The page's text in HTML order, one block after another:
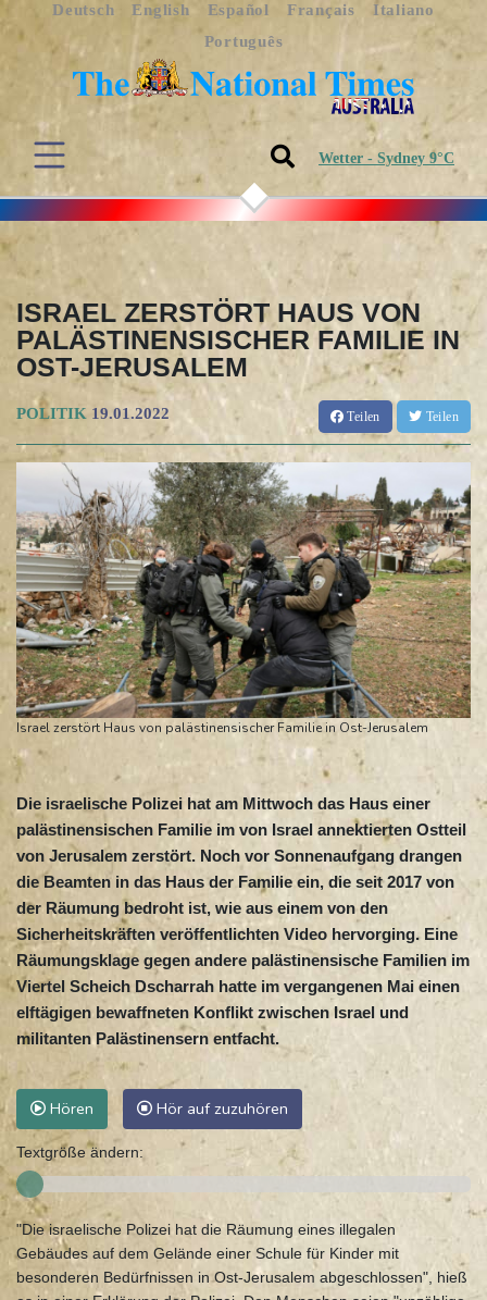
Deutsch English Español Français
Italiano
Português
Wetter - Sydney 9°C
ISRAEL ZERSTÖRT HAUS VON
PALÄSTINENSISCHER FAMILIE IN
OST-JERUSALEM
POLITIK 19.01.2022 Teilen Teilen
Israel zerstört Haus von palästinensischer Familie in Ost-Jerusalem
Die israelische Polizei hat am Mittwoch das Haus einer
palästinensischen Familie im von Israel annektierten Ostteil
von Jerusalem zerstört. Noch vor Sonnenaufgang drangen
die Beamten in das Haus der Familie ein, die seit 2017 von
der Räumung bedroht ist, wie aus einem von den
Sicherheitskräften veröffentlichten Video hervorging. Eine
Räumungsklage gegen andere palästinensische Familien im
Viertel Scheich Dscharrah hatte im vergangenen Mai einen
elftägigen bewaffneten Konflikt zwischen Israel und
militanten Palästinensern entfacht.
Hören Hör auf zuzuhören
Textgröße ändern:
"Die israelische Polizei hat die Räumung eines illegalen
Gebäudes auf dem Gelände einer Schule für Kinder mit
besonderen Bedürfnissen in Ost-Jerusalem abgeschlossen", hieß